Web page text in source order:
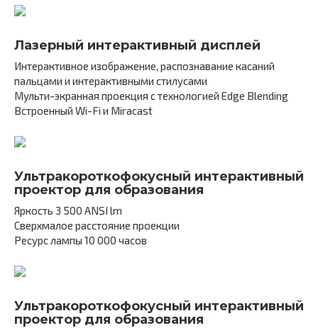
Лазерный интерактивный дисплей
Интерактивное изображение, распознавание касаний
пальцами и интерактивными стилусами
Мульти-экранная проекция с технологией Edge Blending
Встроенный Wi-Fi и Miracast
Ультракороткофокусный интерактивный
проектор для образования
Яркость 3 500 ANSI lm
Сверхмалое расстояние проекции
Ресурс лампы 10 000 часов
Ультракороткофокусный интерактивный
проектор для образования